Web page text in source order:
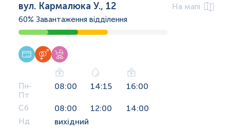
вул. Кармалюка У., 12
На мапі
60% Завантаження відділення
Пн-
Пт
08:00 14:15 16:00
Сб 08:00 12:00 14:00
Нд вихідний